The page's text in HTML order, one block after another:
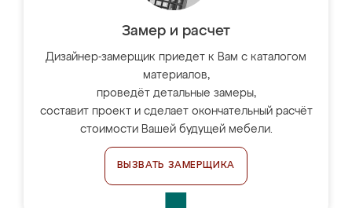
Замер и расчет
Дизайнер-замерщик приедет к Вам с каталогом
материалов,
проведёт детальные замеры,
составит проект и сделает окончательный расчёт
стоимости Вашей будущей мебели.
ВЫЗВАТЬ ЗАМЕРЩИКА